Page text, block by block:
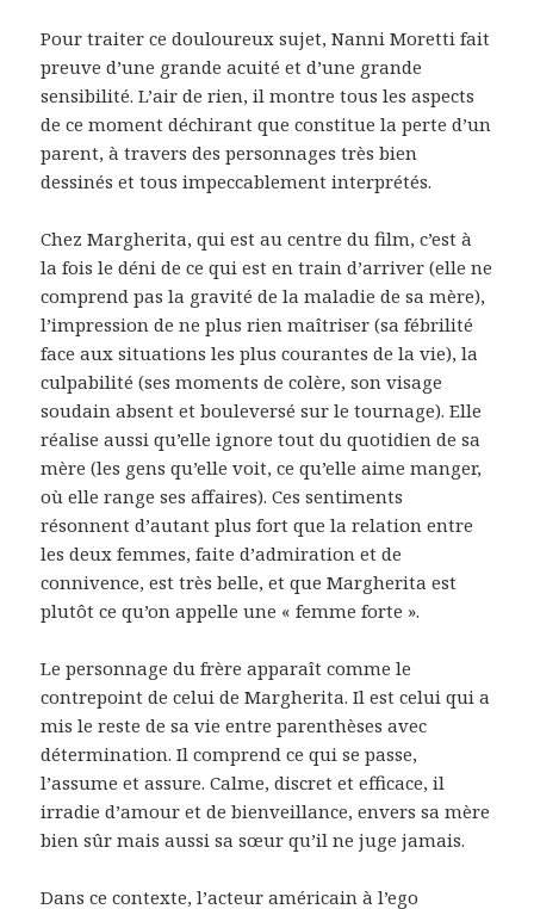
Pour traiter ce douloureux sujet, Nanni Moretti fait
preuve d’une grande acuité et d’une grande
sensibilité. L’air de rien, il montre tous les aspects
de ce moment déchirant que constitue la perte d’un
parent, à travers des personnages très bien
dessinés et tous impeccablement interprétés.
Chez Margherita, qui est au centre du film, c’est à
la fois le déni de ce qui est en train d’arriver (elle ne
comprend pas la gravité de la maladie de sa mère),
l’impression de ne plus rien maîtriser (sa fébrilité
face aux situations les plus courantes de la vie), la
culpabilité (ses moments de colère, son visage
soudain absent et bouleversé sur le tournage). Elle
réalise aussi qu’elle ignore tout du quotidien de sa
mère (les gens qu’elle voit, ce qu’elle aime manger,
où elle range ses affaires). Ces sentiments
résonnent d’autant plus fort que la relation entre
les deux femmes, faite d’admiration et de
connivence, est très belle, et que Margherita est
plutôt ce qu’on appelle une « femme forte ».
Le personnage du frère apparaît comme le
contrepoint de celui de Margherita. Il est celui qui a
mis le reste de sa vie entre parenthèses avec
détermination. Il comprend ce qui se passe,
l’assume et assure. Calme, discret et efficace, il
irradie d’amour et de bienveillance, envers sa mère
bien sûr mais aussi sa sœur qu’il ne juge jamais.
Dans ce contexte, l’acteur américain à l’ego